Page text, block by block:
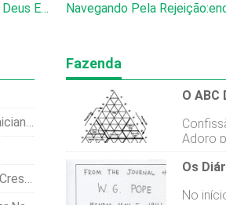
Encontrando O Seu Caminho:compreendendo A Vontade De Deus E Navegando Na Incerteza Navegando Pela
Fazenda
O ABC
Adoro
entre
e ela
No